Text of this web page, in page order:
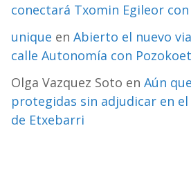
conectará Txomin Egileor
unique en Abierto el nuevo
calle Autonomía con
Olga Vazquez Soto en Aún
protegidas sin adjudicar en
de Etxebarri